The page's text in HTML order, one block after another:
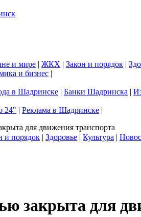
и мире | ЖКХ | Закон и порядок |
и бизнес |
в Шадринске | Банки Шадринска |
24" | Реклама в Шадринске |
для движения транспорта
и порядок | Здоровье | Культура |
закрыта для